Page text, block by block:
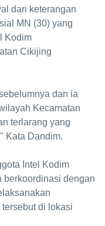
dari keterangan
MN (30) yang
Kodim
Cikijing
dan ia
Kecamatan
terlarang yang
Kata Dandim.
Intel Kodim
berkoordinasi dengan
di lokasi